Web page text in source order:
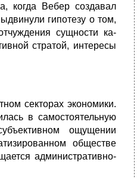
когда Вебер создавал
гипотезу о том,
сущности ка­
стратой, интересы
секторах экономики.
в самостоятельную
ощущении
обществе
административно-